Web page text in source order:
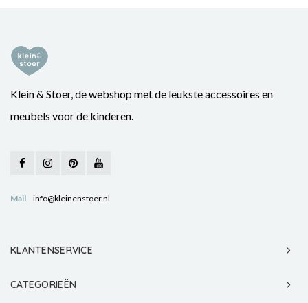
Klein & Stoer, de webshop met de leukste accessoires en
meubels voor de kinderen.
Mail info@kleinenstoer.nl
KLANTENSERVICE
CATEGORIEËN